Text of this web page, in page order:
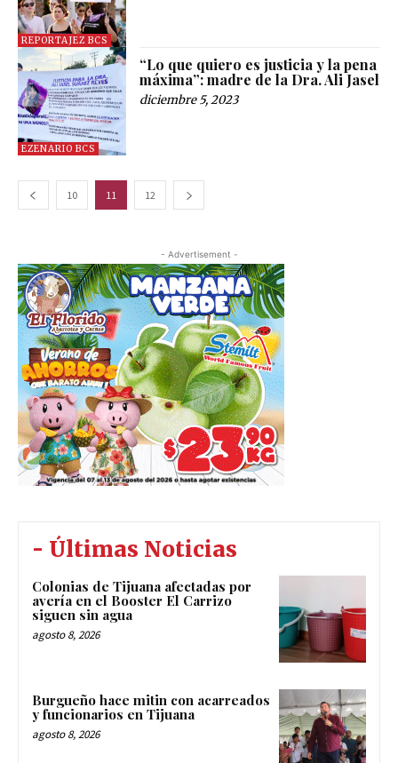
REPORTAJEZ BCS
EZENARIO BCS
“Lo que quiero es justicia y la pena
máxima”: madre de la Dra. Ali Jasel
diciembre 5, 2023
10 11 12
- Advertisement -
- Últimas Noticias
Colonias de Tijuana afectadas por
avería en el Booster El Carrizo
siguen sin agua
agosto 8, 2026
Burgueño hace mitin con acarreados
y funcionarios en Tijuana
agosto 8, 2026